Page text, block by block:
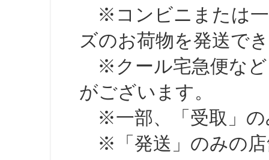
※コンビニまたは一
ズのお荷物を発送で
※クール宅急便など
がございます。
※一部、「受取」の
※「発送」のみの店